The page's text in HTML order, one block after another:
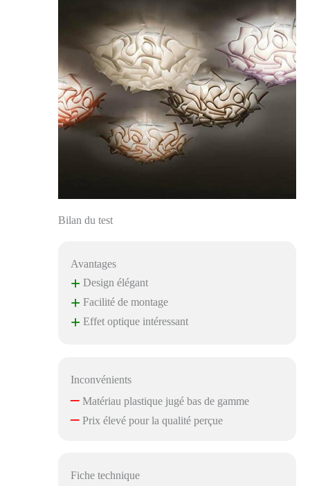
Bilan du test
Avantages
+ Design élégant
+ Facilité de montage
+ Effet optique intéressant
Inconvénients
–Matériau plastique jugé bas de gamme
–Prix élevé pour la qualité perçue
Fiche technique